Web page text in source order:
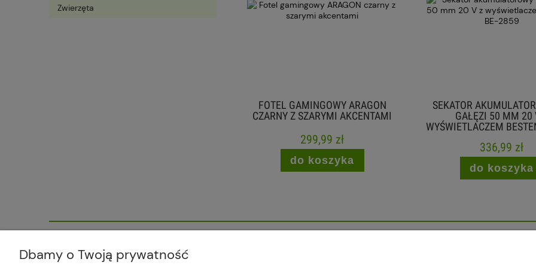
Zwierzęta
FOTEL GAMINGOWY ARAGON
CZARNY Z SZARYMI AKCENTAMI
299,99 zł
do koszyka
SEKATOR
GAŁĘZI 50 MM 20 V
WYŚWIETLACZEM BESTEN
336,99 zł
do koszyka
Dbamy o Twoją prywatność